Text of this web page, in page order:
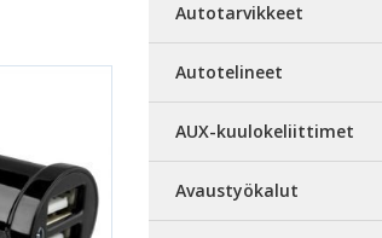
Autotarvikkeet
Autotelineet
AUX-kuulokeliittimet
Avaustyökalut